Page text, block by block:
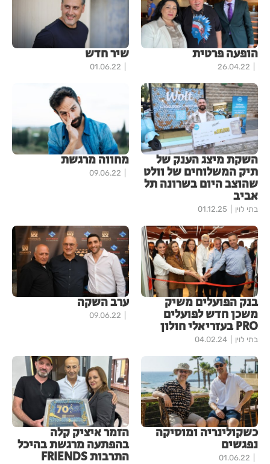
הופעה פרטית
26.04.22
שיר חדש
01.06.22
השקת מיצג הענק של
תיק המשלוחים של וולט
שהוצב היום בשרונה תל
אביב
בתי לוין 01.12.25
מחווה מרגשת
09.06.22
בנק הפועלים משיק
משכן חדש לפועלים
PRO בעזריאלי חולון
בתי לוין 04.02.24
ערב השקה
09.06.22
כשקולינריה ומוסיקה
נפגשים
01.06.22
הזמר איציק קלה
בהפתעה מרגשת בהיכל
התרבות FRIENDS